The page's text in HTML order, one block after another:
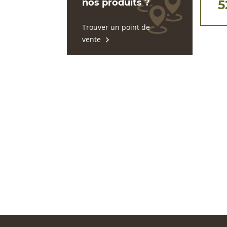
nos produits ?
Trouver un point de
vente